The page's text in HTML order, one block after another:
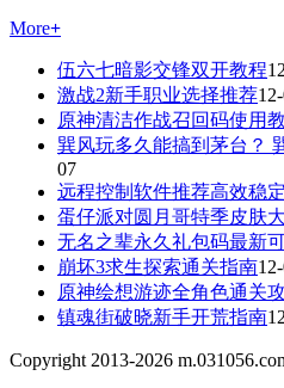
More+
伍六七暗影交锋双开教程
激战2新手职业选择推荐
原神清洁作战召回码使用
巽风玩多久能搞到茅台？
07
远程控制软件推荐高效稳
蛋仔派对圆月哥特季皮肤
无名之辈永久礼包码最新
崩坏3求生探索通关指南
原神绘想游迹全角色通关
镇魂街破晓新手开荒指南
Copyright 2013-2026